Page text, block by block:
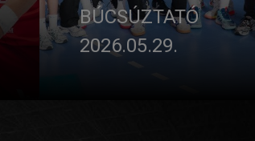
BÚCSÚZTATÓ
2026.05.29.